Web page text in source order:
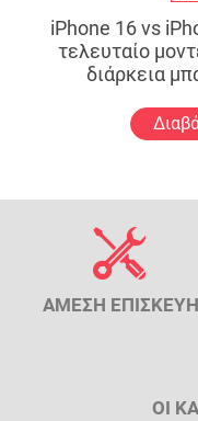
iPhone 16 vs
τελευταίο
διάρκεια
ΑΜΕΣΗ ΕΠΙΣΚΕΥΗ
ΟΙ